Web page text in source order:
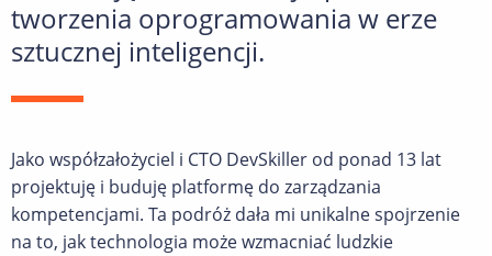
tworzenia oprogramowania w erze
sztucznej inteligencji.
Jako współzałożyciel i CTO DevSkiller od ponad 13 lat
projektuję i buduję platformę do zarządzania
kompetencjami. Ta podróż dała mi unikalne spojrzenie
na to, jak technologia może wzmacniać ludzkie